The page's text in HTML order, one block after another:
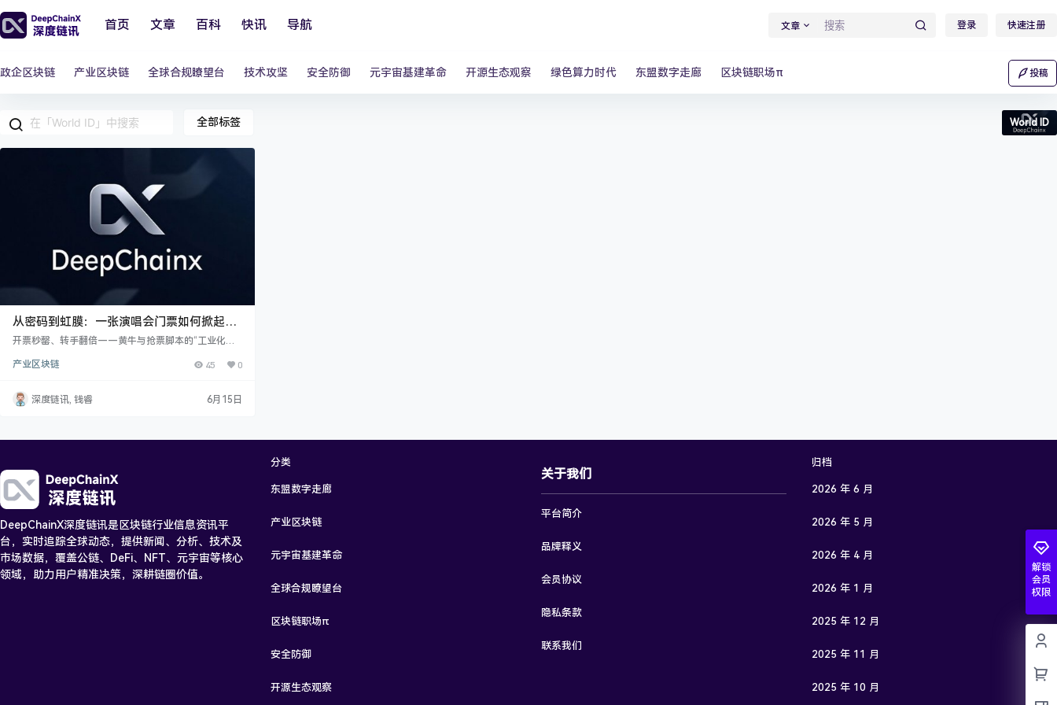
首页 文章 百科 快讯 导航 文章 登录 快速注册
政企区块链 产业区块链 全球合规瞭望台 技术攻坚 安全防御 元宇宙基建革命 开源生态观察 绿色算力时代 东盟数字走廊 区块链职场π 投稿
全部标签 World ID
从密码到虹膜：一张演唱会门票如何掀起
Web3身份革命的“真人认证”浪潮
开票秒罄、转手翻倍——黄牛与抢票脚本的“工业化围
Seconds to Mars联手World ID推出“human-only”购
一次性购票代码，再在Ticketmaster完成交易。WLD
代币应声涨超15%。这不是加密圈的自嗨，而是人格证
产业区块链 45 0
深度链讯, 钱睿 6月15日
解锁
会员
权限
DeepChainX深度链讯是区块链行业信息资讯平
台，实时追踪全球动态，提供新闻、分析、技术及
市场数据，覆盖公链、DeFi、NFT、元宇宙等核心
领域，助力用户精准决策，深耕链圈价值。
分类
东盟数字走廊
产业区块链
元宇宙基建革命
全球合规瞭望台
区块链职场π
安全防御
开源生态观察
关于我们
平台简介
品牌释义
会员协议
隐私条款
联系我们
归档
2026 年 6 月
2026 年 5 月
2026 年 4 月
2026 年 1 月
2025 年 12 月
2025 年 11 月
2025 年 10 月